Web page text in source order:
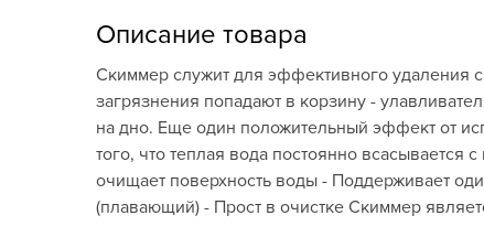
Новогодняя продукция
Отдых в саду, пикник
Подарочные карты
Описание товара
Cкиммер служит для эффективного удаления
загрязнения попадают в корзину -
на дно. Еще один положительный эффект от
того, что теплая вода постоянно
очищает поверхность воды - Поддерживает
(плавающий) - Прост в очистке Скиммер